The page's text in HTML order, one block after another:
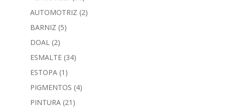
AUTOMOTRIZ (2)
BARNIZ (5)
DOAL (2)
ESMALTE (34)
ESTOPA (1)
PIGMENTOS (4)
PINTURA (21)